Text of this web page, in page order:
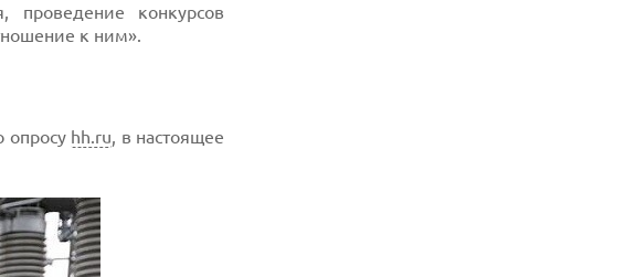
проведение конкурсов
к ним».
опросу hh.ru, в настоящее